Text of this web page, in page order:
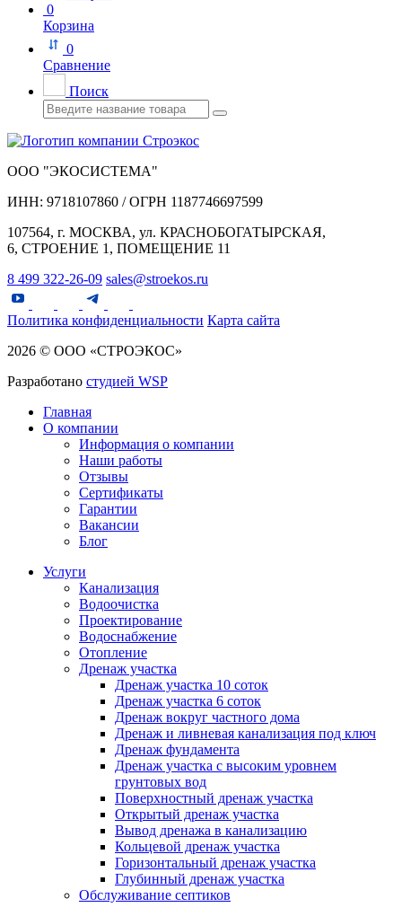
0
Корзина
0
Сравнение
Поиск
ООО "ЭКОСИСТЕМА"
ИНН: 9718107860 / ОГРН 1187746697599
107564, г. МОСКВА, ул. КРАСНОБОГАТЫРСКАЯ,
6, СТРОЕНИЕ 1, ПОМЕЩЕНИЕ 11
8 499 322-26-09 sales@stroekos.ru
Политика конфиденциальности Карта сайта
2026 © ООО «СТРОЭКОС»
Разработано студией WSP
Главная
О компании
Информация о компании
Наши работы
Отзывы
Сертификаты
Гарантии
Вакансии
Блог
Услуги
Канализация
Водоочистка
Проектирование
Водоснабжение
Отопление
Дренаж участка
Дренаж участка 10 соток
Дренаж участка 6 соток
Дренаж вокруг частного дома
Дренаж и ливневая канализация под ключ
Дренаж фундамента
Дренаж участка с высоким уровнем
грунтовых вод
Поверхностный дренаж участка
Открытый дренаж участка
Вывод дренажа в канализацию
Кольцевой дренаж участка
Горизонтальный дренаж участка
Глубинный дренаж участка
Обслуживание септиков